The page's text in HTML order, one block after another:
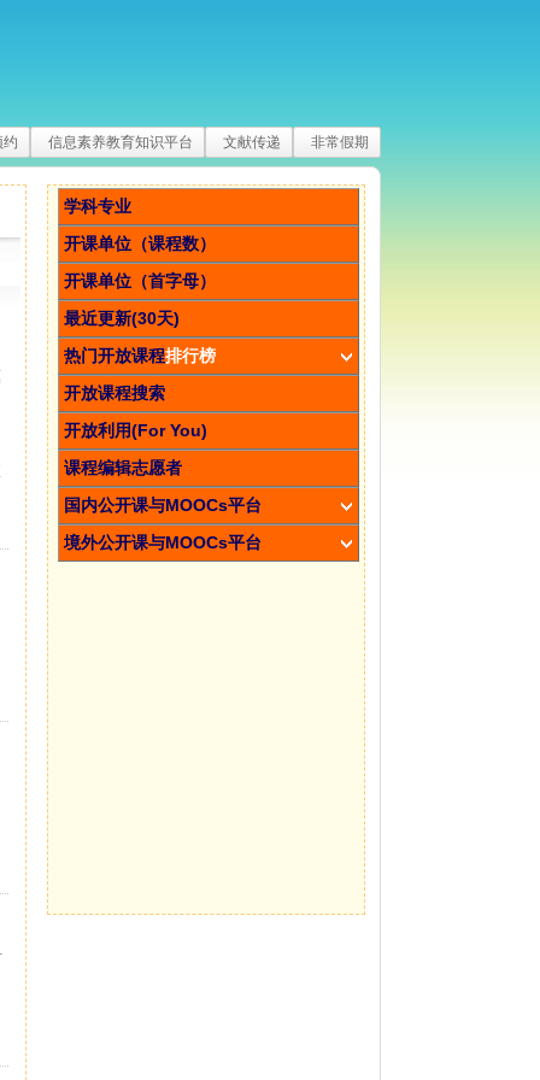
约 信息素养教育知识平台 文献传递 非常假期
学科专业
开课单位（课程数）
开课单位（首字母）
最近更新(30天)
热门开放课程排行榜
开放课程搜索
开放利用(For You)
课程编辑志愿者
国内公开课与MOOCs平台
境外公开课与MOOCs平台